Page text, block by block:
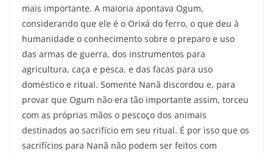
mais importante. A maioria apontava Ogum,
considerando que ele é o Orixá do ferro, o que deu à
humanidade o conhecimento sobre o preparo e uso
das armas de guerra, dos instrumentos para
agricultura, caça e pesca, e das facas para uso
doméstico e ritual. Somente Nanã discordou e, para
provar que Ogum não era tão importante assim, torceu
com as próprias mãos o pescoço dos animais
destinados ao sacrifício em seu ritual. É por isso que os
sacrifícios para Nanã não podem ser feitos com